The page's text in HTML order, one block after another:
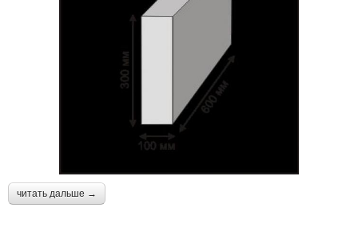
читать дальше →